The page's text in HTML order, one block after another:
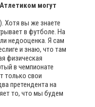
могут
Хотя вы же знаете
в футболе. На
недооценка. Я сам
и знаю, что там
физическая
в чемпионате
только свои
претендента на
то, что мы будем